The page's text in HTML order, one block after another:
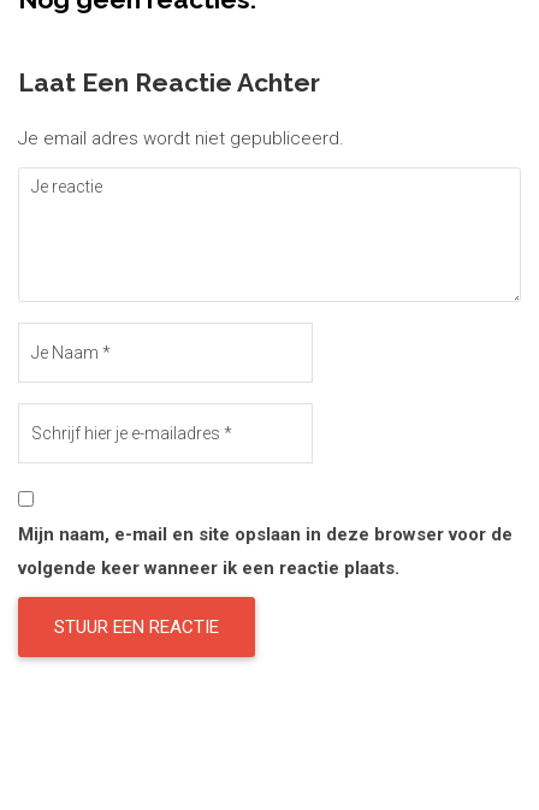
Laat Een Reactie Achter
Je email adres wordt niet gepubliceerd.
Mijn naam, e-mail en site opslaan in deze browser voor de
volgende keer wanneer ik een reactie plaats.